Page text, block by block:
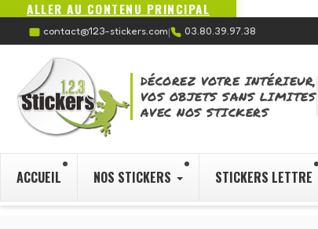
ALLER AU CONTENU PRINCIPAL
contact@123-stickers.com| 03.80.39.97.38
DÉCOREZ VOTRE INTÉRIEUR,
VOS OBJETS SANS LIMITES
AVEC NOS STICKERS
ACCUEIL NOS STICKERS STICKERS LETTRE